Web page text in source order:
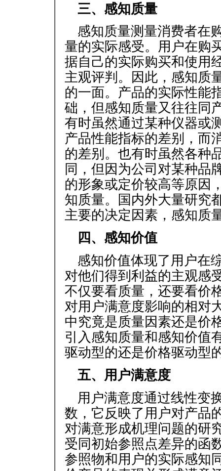
三、感知质量
感知质量测量消费者在
量的实际感受。用户在购
据自己的实际购买和使用
主观评判。因此，感知质
的一面。产品的实际性能
础，但感知质量又往往同
有时虽然通过某种仪器或
产品性能指标的差别，而
的差别。也有时虽然各种
同，但因为公司对某种品
的形象或定价较高等原因
知质量。国内外大量研究
主要的决定因素，感知质
四、感知价值
感知价值体现了用户在
对他们得到利益的主观感
不仅要看质量，还要看价
对用户满意度影响的相对
中究竟是质量因素还是价
引入感知质量和感知价值
驱动型的还是价格驱动型
五、用户满意度
用户满意度通过线性变
数，它反映了用户对产品
对满意形成机理问题的研
受同初始参照点差异的函
参照物和用户的实际感知